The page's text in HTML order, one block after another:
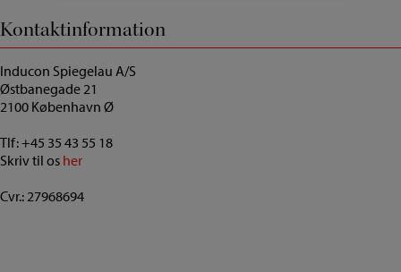
Kontaktinformation
Inducon Spiegelau A/S
Østbanegade 21
2100 København Ø
Tlf:+45 35 43 55 18
Skriv til os her
Cvr.: 27968694